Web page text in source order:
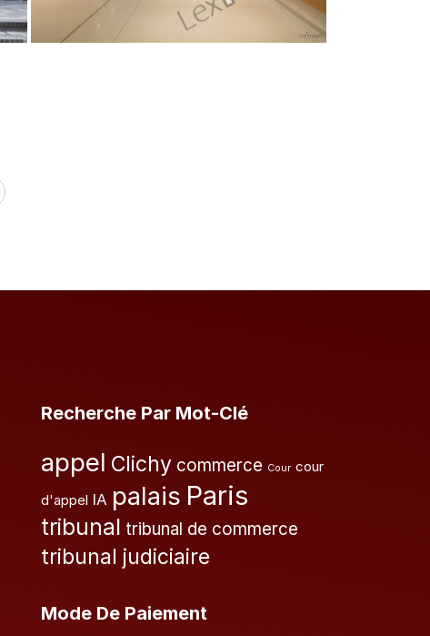
Recherche Par Mot-Clé
appel Clichy commerce Cour cour
d'appel IA palais Paris
tribunal tribunal de commerce
tribunal judiciaire
Mode De Paiement